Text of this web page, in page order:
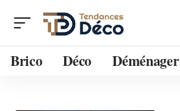
Brico Déco Déménager